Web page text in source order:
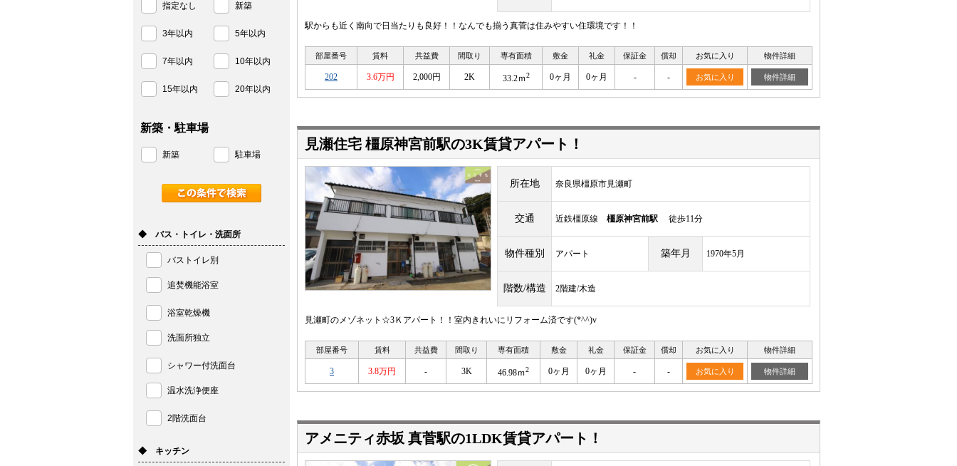
駅からも近く南向で日当たりも良好！！なんでも揃う真菅は住みやすい住環境です！！
部屋番号 賃料 共益費 間取り 専有面積 敷金 礼金 保証金 償却 お気に入り 物件詳細
202 3.6万円 2,000円 2K 33.2ｍ2 0ヶ月 0ヶ月 - - お気に入り 物件詳細
見瀬住宅 橿原神宮前駅の3K賃貸アパート！
所在地 奈良県橿原市見瀬町
交通 近鉄橿原線 橿原神宮前駅 徒歩11分
物件種別 アパート 築年月 1970年5月
階数/構造 2階建/木造
見瀬町のメゾネット☆3Ｋアパート！！室内きれいにリフォーム済です(*^^)v
部屋番号 賃料 共益費 間取り 専有面積 敷金 礼金 保証金 償却 お気に入り 物件詳細
3 3.8万円 - 3K 46.98ｍ2 0ヶ月 0ヶ月 - - お気に入り 物件詳細
アメニティ赤坂 真菅駅の1LDK賃貸アパート！
指定なし 新築
3年以内 5年以内
7年以内 10年以内
15年以内 20年以内
新築・駐車場
新築 駐車場
◆ バス・トイレ・洗面所
バストイレ別
追焚機能浴室
浴室乾燥機
洗面所独立
シャワー付洗面台
温水洗浄便座
2階洗面台
◆ キッチン